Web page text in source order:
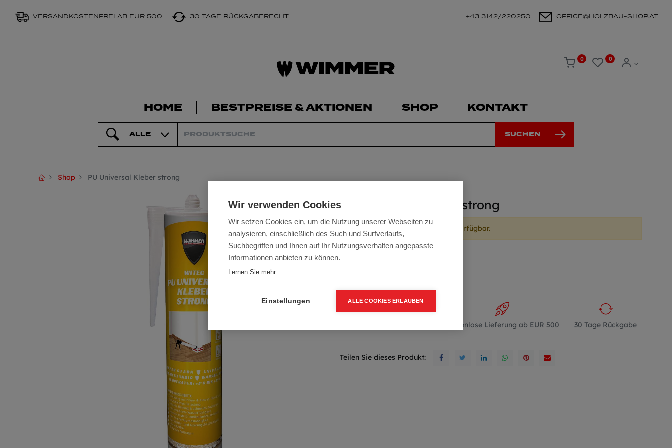
VERSANDKOSTENFREI AB EUR 500 30 TAGE RÜCKGABERECHT +43 3142/220250 OFFICE@HOLZBAU-SHOP.AT
0 0
HOME BESTPREISE & AKTIONEN SHOP KONTAKT
ALLE SUCHEN
Shop PU Universal Kleber strong
PU Universal Kleber strong
Dieses Produkt ist nicht länger verfügbar.
WITEC
Bedingungen und Konditionen
Kostenlose Lieferung ab EUR 500 30 Tage Rückgabe
Teilen Sie dieses Produkt:
Wir verwenden Cookies
Wir setzen Cookies ein, um die Nutzung unserer Webseiten zu
analysieren, einschließlich des Such und Surfverlaufs,
Suchbegriffen und Ihnen auf Ihr Nutzungsverhalten angepasste
Informationen anbieten zu können.
Lernen Sie mehr
Einstellungen ALLE COOKIES ERLAUBEN